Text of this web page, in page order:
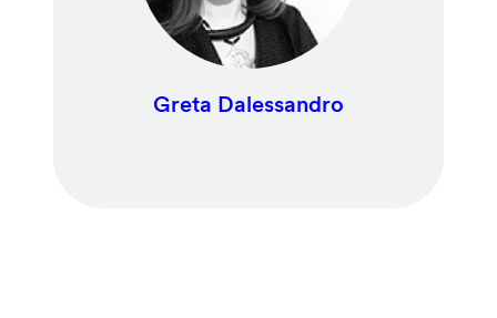
Greta Dalessandro